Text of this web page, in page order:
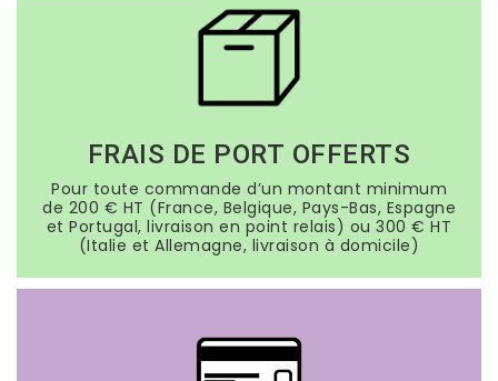
FRAIS DE PORT OFFERTS
Pour toute commande d’un montant minimum
de 200 € HT (France, Belgique, Pays-Bas, Espagne
et Portugal, livraison en point relais) ou 300 € HT
(Italie et Allemagne, livraison à domicile)